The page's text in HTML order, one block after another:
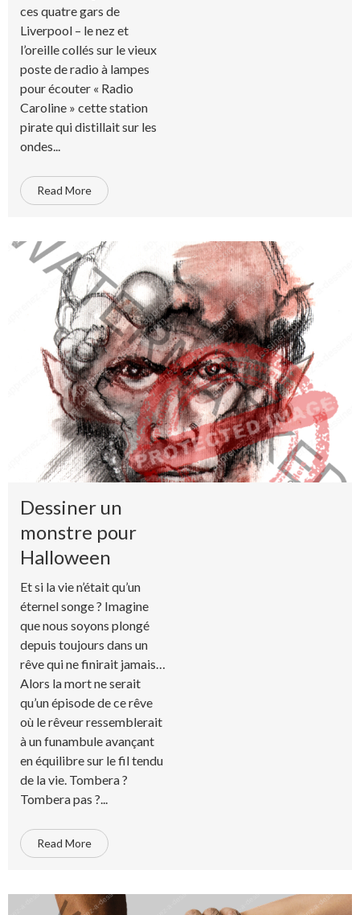
ces quatre gars de
Liverpool – le nez et
l’oreille collés sur le vieux
poste de radio à lampes
pour écouter « Radio
Caroline » cette station
pirate qui distillait sur les
ondes...
Read More
Dessiner un
monstre pour
Halloween
Et si la vie n’était qu’un
éternel songe ? Imagine
que nous soyons plongé
depuis toujours dans un
rêve qui ne finirait jamais…
Alors la mort ne serait
qu’un épisode de ce rêve
où le rêveur ressemblerait
à un funambule avançant
en équilibre sur le fil tendu
de la vie. Tombera ?
Tombera pas ?...
Read More